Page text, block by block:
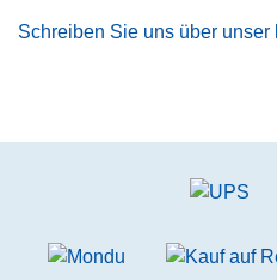
Schreiben Sie uns über unser